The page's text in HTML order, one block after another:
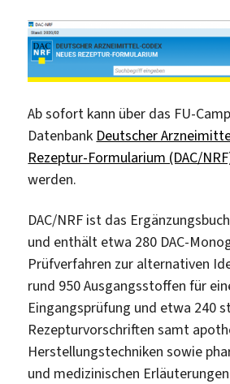
Ab sofort kann über das FU-
Datenbank Deutscher
Rezeptur-Formularium (DAC/
werden.
DAC/NRF ist das
und enthält etwa 280 DAC-
Prüfverfahren zur alternativen
rund 950 Ausgangsstoffen für
Eingangsprüfung und etwa 240
Rezepturvorschriften samt
Herstellungstechniken sowie
und medizinischen